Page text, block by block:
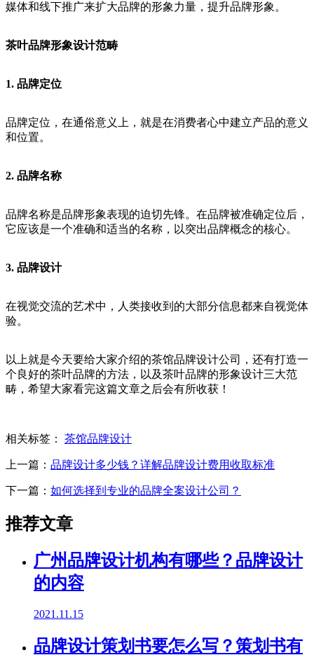
媒体和线下推广来扩大品牌的形象力量，提升品牌形象。
茶叶品牌形象设计范畴
1. 品牌定位
品牌定位，在通俗意义上，就是在消费者心中建立产品的意义
和位置。
2. 品牌名称
品牌名称是品牌形象表现的迫切先锋。在品牌被准确定位后，
它应该是一个准确和适当的名称，以突出品牌概念的核心。
3. 品牌设计
在视觉交流的艺术中，人类接收到的大部分信息都来自视觉体
验。
以上就是今天要给大家介绍的茶馆品牌设计公司，还有打造一
个良好的茶叶品牌的方法，以及茶叶品牌的形象设计三大范
畴，希望大家看完这篇文章之后会有所收获！
相关标签： 茶馆品牌设计
上一篇： 品牌设计多少钱？详解品牌设计费用收取标准
下一篇： 如何选择到专业的品牌全案设计公司？
推荐文章
广州品牌设计机构有哪些？品牌设计
的内容
2021.11.15
品牌设计策划书要怎么写？策划书有